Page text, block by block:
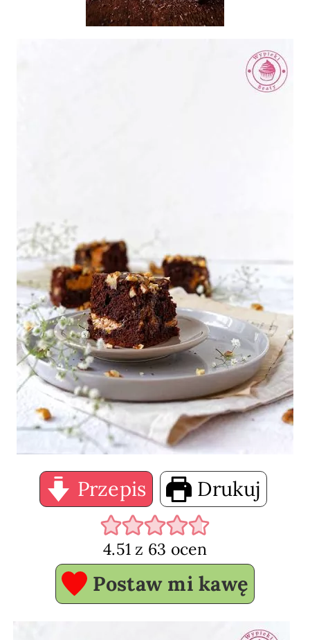
Przepis Drukuj
4.51 z 63 ocen
Postaw mi kawę